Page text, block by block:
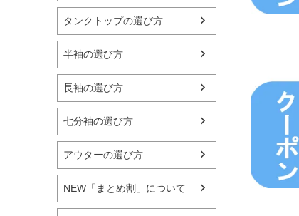
タンクトップの選び方
半袖の選び方
長袖の選び方
七分袖の選び方
アウターの選び方
NEW「まとめ割」について